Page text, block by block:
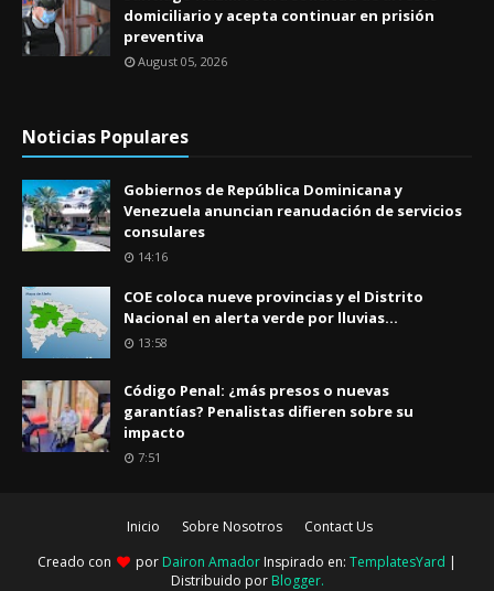
domiciliario y acepta continuar en prisión
preventiva
August 05, 2026
Noticias Populares
Gobiernos de República Dominicana y
Venezuela anuncian reanudación de servicios
consulares
14:16
COE coloca nueve provincias y el Distrito
Nacional en alerta verde por lluvias...
13:58
Código Penal: ¿más presos o nuevas
garantías? Penalistas difieren sobre su
impacto
7:51
Inicio Sobre Nosotros
Contact Us
Creado con
por Dairon Amador Inspirado en: TemplatesYard |
Distribuido por Blogger.